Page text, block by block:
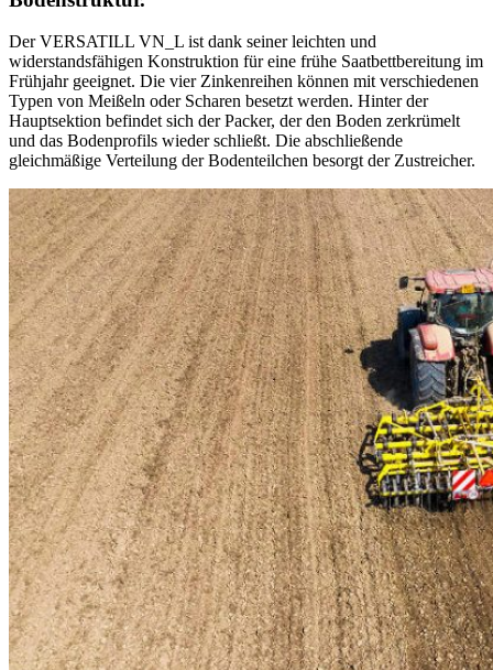
Der VERSATILL VN_L ist dank seiner leichten und
widerstandsfähigen Konstruktion für eine frühe Saatbettbereitung im
Frühjahr geeignet. Die vier Zinkenreihen können mit verschiedenen
Typen von Meißeln oder Scharen besetzt werden. Hinter der
Hauptsektion befindet sich der Packer, der den Boden zerkrümelt
und das Bodenprofils wieder schließt. Die abschließende
gleichmäßige Verteilung der Bodenteilchen besorgt der Zustreicher.